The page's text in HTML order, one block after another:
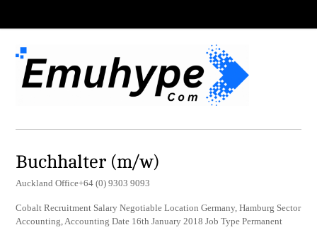
Buchhalter (m/w)
Auckland Office+64 (0) 9303 9093
Cobalt Recruitment Salary Negotiable Location Germany, Hamburg Sector
Accounting, Accounting Date 16th January 2018 Job Type Permanent